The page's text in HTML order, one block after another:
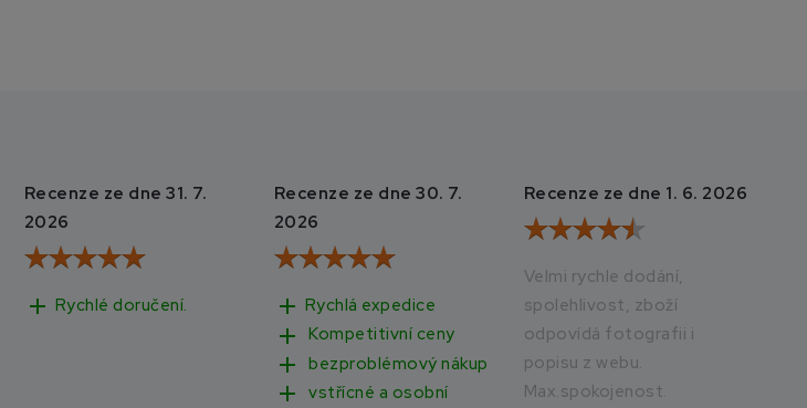
Recenze ze dne 31. 7.
2026
add Rychlé doručení.
Recenze ze dne 30. 7.
2026
add Rychlá expedice
add Kompetitivní ceny
add bezproblémový nákup
add vstřícné a osobní
Recenze ze dne 1. 6. 2026
Velmi rychle dodání,
spolehlivost, zboží
odpovídá fotografii i
popisu z webu.
Max.spokojenost.